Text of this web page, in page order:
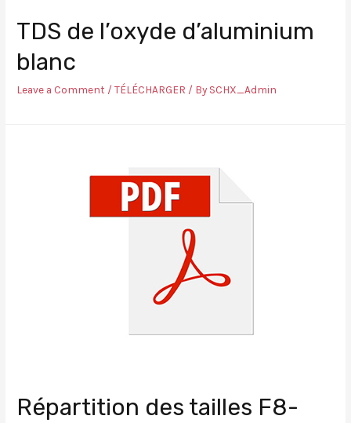
TDS de l’oxyde d’aluminium
blanc
Leave a Comment /TÉLÉCHARGER / By SCHX_Admin
Répartition des tailles F8-